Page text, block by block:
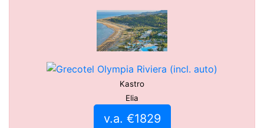
Kastro
Elia
v.a. €1829